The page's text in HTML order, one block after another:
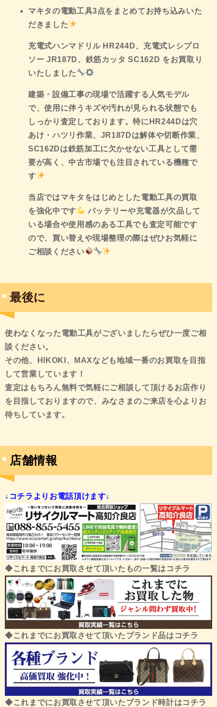
マキタの電動工具3点をまとめてお持ち込みいた
だきました
充電式ハンマドリル HR244D、充電式レシプロ
ソー JR187D、鉄筋カッタ SC162D をお買取り
いたしました
建築・設備工事の現場で活躍する人気モデル
で、使用に伴うキズや汚れが見られる状態でも
しっかり査定しております。特にHR244Dは穴
あけ・ハツリ作業、JR187Dは解体や切断作業、
SC162Dは鉄筋加工に欠かせない工具として需
要が高く、中古市場でも注目されている機種で
す
当店ではマキタをはじめとした電動工具の買取
を強化中です
バッテリーや充電器が欠品して
いる場合や使用感のある工具でも査定可能です
ので、買い替えや現場整理の際はぜひお気軽に
ご相談ください
最後に
使わなくなった電動工具がございましたらぜひ一度ご相
談ください。
その他、HIKOKI、MAXなども地域一番のお買取を目指
して営業しています！
査定はもちろん無料で気軽にご相談して頂けるお店作り
を目指しておりますので、みなさまのご来店を心よりお
待ちしています。
店舗情報
↓コチラよりお電話頂けます↓
◆これまでにお買取させて頂いたもの一覧はコチラ
◆これまでにお買取させて頂いたブランド品はコチラ
◆これまでにお買取させて頂いたブランド時計はコチラ